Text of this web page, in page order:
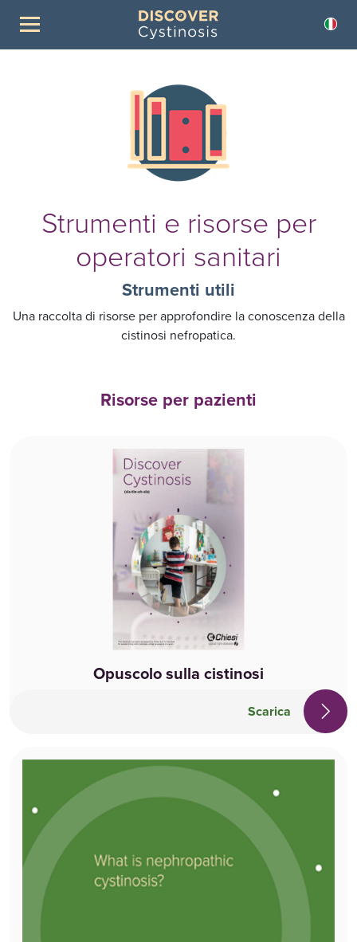
Strumenti e risorse per
operatori sanitari
Strumenti utili
Una raccolta di risorse per approfondire la conoscenza della
cistinosi nefropatica.
Risorse per pazienti
Opuscolo sulla cistinosi
Scarica